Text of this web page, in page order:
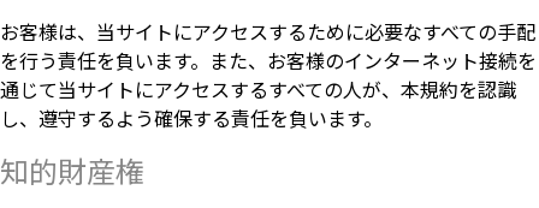
お客様は、当サイトにアクセスするために必要なすべての手配
を行う責任を負います。また、お客様のインターネット接続を
通じて当サイトにアクセスするすべての人が、本規約を認識
し、遵守するよう確保する責任を負います。
知的財産権